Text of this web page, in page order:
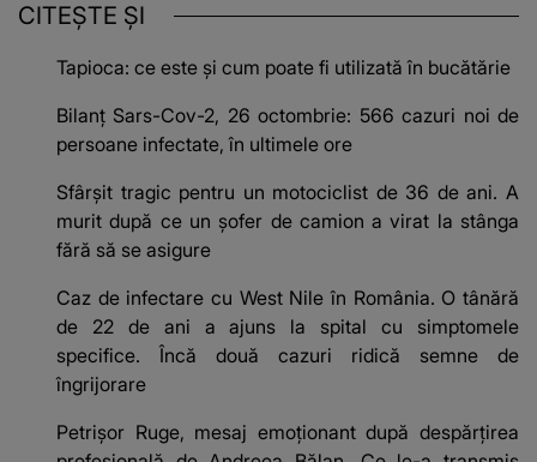
CITEȘTE ȘI
Tapioca: ce este și cum poate fi utilizată în bucătărie
Bilanț Sars-Cov-2, 26 octombrie: 566 cazuri noi de
persoane infectate, în ultimele ore
Sfârşit tragic pentru un motociclist de 36 de ani. A
murit după ce un șofer de camion a virat la stânga
fără să se asigure
Caz de infectare cu West Nile în România. O tânără
de 22 de ani a ajuns la spital cu simptomele
specifice. Încă două cazuri ridică semne de
îngrijorare
Petrișor Ruge, mesaj emoționant după despărțirea